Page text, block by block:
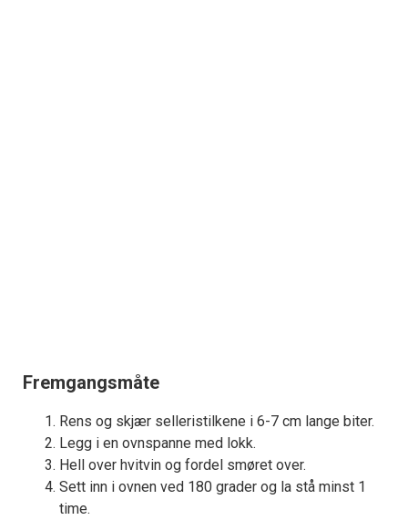
Fremgangsmåte
Rens og skjær selleristilkene i 6-7 cm lange biter.
Legg i en ovnspanne med lokk.
Hell over hvitvin og fordel smøret over.
Sett inn i ovnen ved 180 grader og la stå minst 1
time.